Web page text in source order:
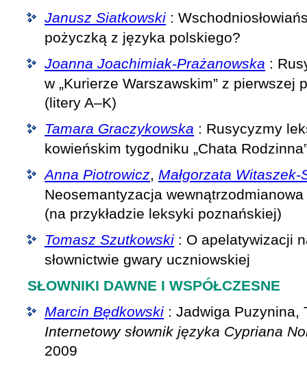
Janusz Siatkowski :
pożyczką z języka polskiego?
Joanna Joachimiak-Prażanowska :
w „Kurierze Warszawskim” z pierwszej
(litery A–K)
Tamara Graczykowska : Rusycyzmy
kowieńskim tygodniku „Chata
Anna Piotrowicz, Małgorzata Witaszek-
Neosemantyzacja
(na przykładzie leksyki poznańskiej)
Tomasz Szutkowski : O apelatywizacji
słownictwie gwary uczniowskiej
SŁOWNIKI DAWNE I WSPÓŁCZESNE
Marcin Będkowski : Jadwiga Puzynina,
Internetowy słownik języka Cypriana
2009